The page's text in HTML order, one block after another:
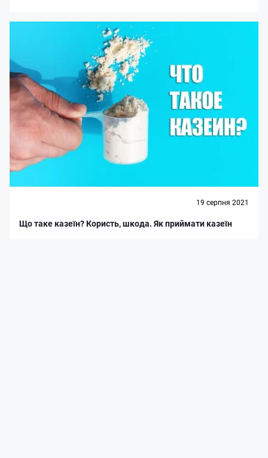
19 серпня 2021
Що таке казеїн? Користь, шкода. Як приймати казеїн